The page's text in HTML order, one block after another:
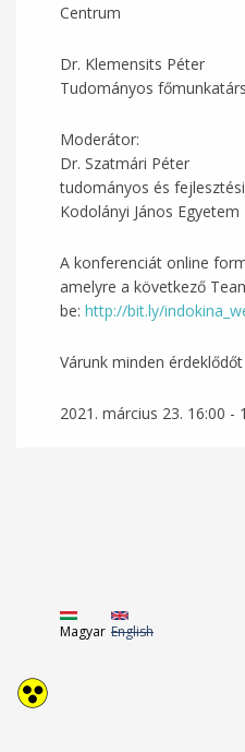
Centrum
Dr. Klemensits Péter
Tudományos
Moderátor:
Dr. Szatmári Péter
tudományos és
Kodolányi János Egyetem
A konferenciát online
amelyre a következő
be: http://bit.ly/
Várunk minden
2021. március 23. 16:00 -
Magyar English